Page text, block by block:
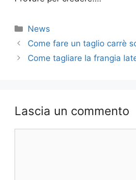
Categorie
News
Come fare un taglio carrè
Come tagliare la frangia
Lascia un commento